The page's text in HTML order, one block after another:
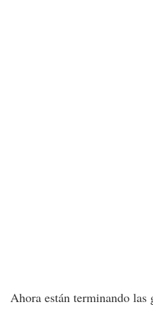
Ahora están terminando